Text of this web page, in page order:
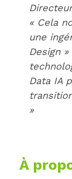
« Cela
une
Design
Data IA
»
À